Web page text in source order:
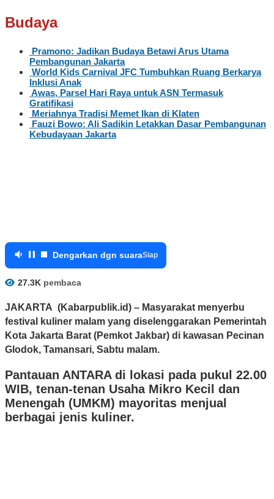
Budaya
Pramono: Jadikan Budaya Betawi Arus Utama
Pembangunan Jakarta
World Kids Carnival JFC Tumbuhkan Ruang Berkarya
Inklusi Anak
Awas, Parsel Hari Raya untuk ASN Termasuk
Gratifikasi
Meriahnya Tradisi Memet Ikan di Klaten
Fauzi Bowo: Ali Sadikin Letakkan Dasar Pembangunan
Kebudayaan Jakarta
Dengarkan dgn suaraSiap
27.3K pembaca
JAKARTA (Kabarpublik.id) – Masyarakat menyerbu
festival kuliner malam yang diselenggarakan Pemerintah
Kota Jakarta Barat (Pemkot Jakbar) di kawasan Pecinan
Glodok, Tamansari, Sabtu malam.
Pantauan ANTARA di lokasi pada pukul 22.00
WIB, tenan-tenan Usaha Mikro Kecil dan
Menengah (UMKM) mayoritas menjual
berbagai jenis kuliner.